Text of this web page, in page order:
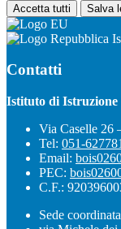
Accetta tutti Salva
Contatti
Istituto di
Via Caselle 26
Tel: 051-
Email:
PEC:
C.F.:
Sede